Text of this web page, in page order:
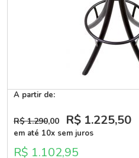
A partir de:
R$ 1.290,00 R$ 1.225,50
em até 10x sem juros
R$ 1.102,95